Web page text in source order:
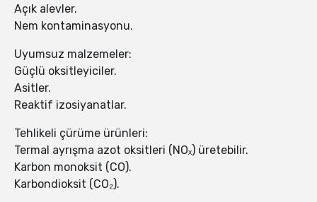
Açık alevler.
Nem kontaminasyonu.
Uyumsuz malzemeler:
Güçlü oksitleyiciler.
Asitler.
Reaktif izosiyanatlar.
Tehlikeli çürüme ürünleri:
Termal ayrışma azot oksitleri (NOₓ) üretebilir.
Karbon monoksit (CO).
Karbondioksit (CO₂).